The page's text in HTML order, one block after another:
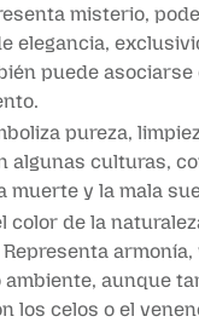
misterio,
elegancia,
puede asociarse
pureza,
algunas culturas,
muerte y la mala
color de la
ambiente, aunque
los celos o el